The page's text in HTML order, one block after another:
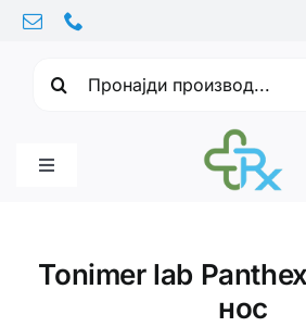
Skip
content
Toggle
Tonimer lab
нос